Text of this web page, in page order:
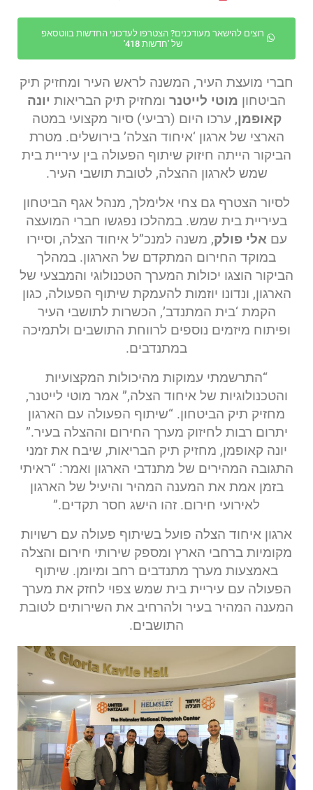
רוצים להישאר מעודכנים? הצטרפו לעדכוני החדשות בווטסאפ
של 'חדשות 418'
חברי מועצת העיר, המשנה לראש העיר ומחזיק תיק
הביטחון מוטי לייטנר ומחזיק תיק הבריאות יונה
קאופמן, ערכו היום (רביעי) סיור מקצועי במטה
הארצי של ארגון ‘איחוד הצלה’ בירושלים. מטרת
הביקור הייתה חיזוק שיתוף הפעולה בין עיריית בית
שמש לארגון ההצלה, לטובת תושבי העיר.
לסיור הצטרף גם צחי אלימלך, מנהל אגף הביטחון
בעיריית בית שמש. במהלכו נפגשו חברי המועצה
עם אלי פולק, משנה למנכ”ל איחוד הצלה, וסיירו
במוקד החירום המתקדם של הארגון. במהלך
הביקור הוצגו יכולות המערך הטכנולוגי והמבצעי של
הארגון, ונדונו יוזמות להעמקת שיתוף הפעולה, כגון
הקמת ‘בית המתנדב’, הכשרות לתושבי העיר
ופיתוח מיזמים נוספים לרווחת התושבים ולתמיכה
במתנדבים.
“התרשמתי עמוקות מהיכולות המקצועיות
והטכנולוגיות של איחוד הצלה,” אמר מוטי לייטנר,
מחזיק תיק הביטחון. “שיתוף הפעולה עם הארגון
יתרום רבות לחיזוק מערך החירום וההצלה בעיר.”
יונה קאופמן, מחזיק תיק הבריאות, שיבח את זמני
התגובה המהירים של מתנדבי הארגון ואמר: “ראיתי
בזמן אמת את המענה המהיר והיעיל של הארגון
לאירועי חירום. זהו הישג חסר תקדים.”
ארגון איחוד הצלה פועל בשיתוף פעולה עם רשויות
מקומיות ברחבי הארץ ומספק שירותי חירום והצלה
באמצעות מערך מתנדבים רחב ומיומן. שיתוף
הפעולה עם עיריית בית שמש צפוי לחזק את מערך
המענה המהיר בעיר ולהרחיב את השירותים לטובת
התושבים.